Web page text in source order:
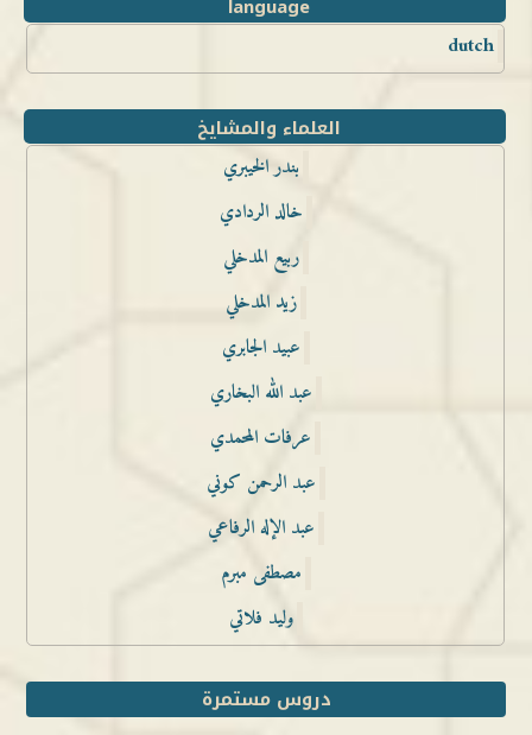
language
dutch
العلماء والمشايخ
بندر الخيبري
خالد الردادي
ربيع المدخلي
زيد المدخلي
عبيد الجابري
عبد الله البخاري
عرفات المحمدي
عبد الرحمن كوني
عبد الإله الرفاعي
مصطفى مبرم
وليد فلاتي
دروس مستمرة